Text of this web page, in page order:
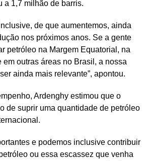
a 1,7 milhão de barris.
de que aumentemos, ainda
nos próximos anos. Se a gente
petróleo na Margem Equatorial, na
em outras áreas no Brasil, a nossa
ainda mais relevante”, apontou.
Ardenghy estimou que o
de suprir uma quantidade de petróleo
e podemos inclusive contribuir
ou essa escassez que venha